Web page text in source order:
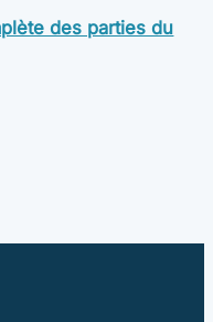
des parties du